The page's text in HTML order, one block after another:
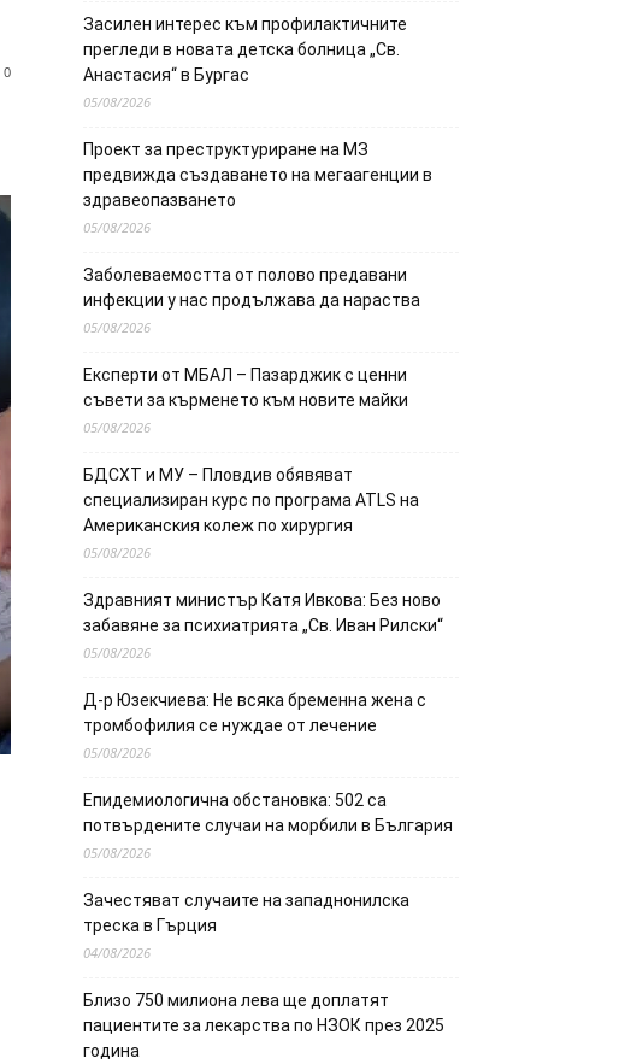
0
Засилен интерес към профилактичните
прегледи в новата детска болница „Св.
Анастасия“ в Бургас
05/08/2026
Проект за преструктуриране на МЗ
предвижда създаването на мегаагенции в
здравеопазването
05/08/2026
Заболеваемостта от полово предавани
инфекции у нас продължава да нараства
05/08/2026
Експерти от МБАЛ – Пазарджик с ценни
съвети за кърменето към новите майки
05/08/2026
БДСХТ и МУ – Пловдив обявяват
специализиран курс по програма ATLS на
Американския колеж по хирургия
05/08/2026
Здравният министър Катя Ивкова: Без ново
забавяне за психиатрията „Св. Иван Рилски“
05/08/2026
Д-р Юзекчиева: Не всяка бременна жена с
тромбофилия се нуждае от лечение
05/08/2026
Епидемиологична обстановка: 502 са
потвърдените случаи на морбили в България
05/08/2026
Зачестяват случаите на западнонилска
треска в Гърция
04/08/2026
Близо 750 милиона лева ще доплатят
пациентите за лекарства по НЗОК през 2025
година